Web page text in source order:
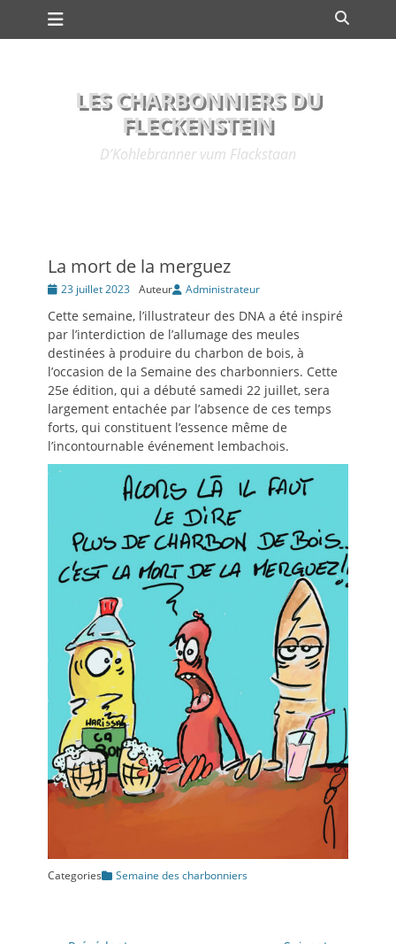
Passer
au
Premier menu
LES CHARBONNIERS DU
FLECKENSTEIN
D’Kohlebranner vum Flackstaan
La mort de la merguez
Posté23 juillet 2023 Auteur Administrateur
Cette semaine, l’illustrateur des DNA a été inspiré
par l’interdiction de l’allumage des meules
destinées à produire du charbon de bois, à
l’occasion de la Semaine des charbonniers. Cette
25e édition, qui a débuté samedi 22 juillet, sera
largement entachée par l’absence de ces temps
forts, qui constituent l’essence même de
l’incontournable événement lembachois.
Categories Semaine des charbonniers